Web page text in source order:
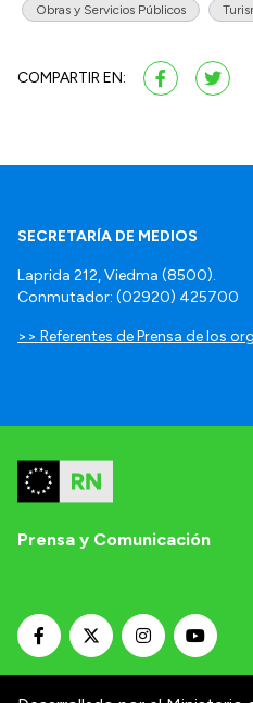
Obras y Servicios Públicos
COMPARTIR EN:
SECRETARÍA DE MEDIOS
Laprida 212, Viedma (8500).
Conmutador: (02920) 425700
>> Referentes de Prensa de los
Prensa y Comunicación